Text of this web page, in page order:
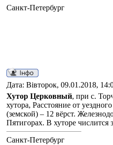
Санкт-Петербург
Дата: Вівторок, 09.01.2018,
Хутор Церковный, при с.
хутора, Расстояние от
(земской) – 12 вёрст.
Пятигорах. В хуторе
Санкт-Петербург